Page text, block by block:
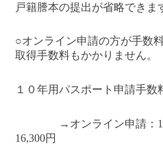
戸籍謄本の提出が省略できま
○オンライン申請の方が手数
取得手数料もかかりません。
１０年用パスポート申請手数
→オンライン申請：
16,300円